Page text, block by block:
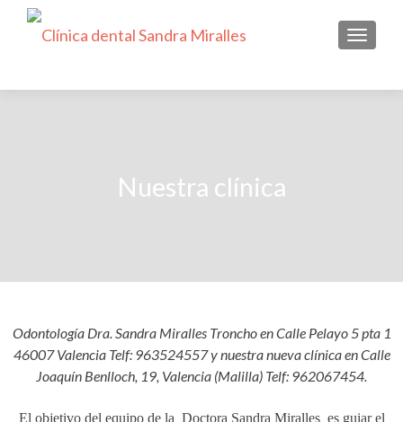
Nuestra clínica
Odontología Dra. Sandra Miralles Troncho en Calle Pelayo 5 pta 1
46007 Valencia Telf: 963524557y nuestra nueva clínica en Calle
Joaquín Benlloch, 19, Valencia (Malilla) Telf: 962067454.
El objetivo del equipo de la Doctora Sandra Miralles es guiar el